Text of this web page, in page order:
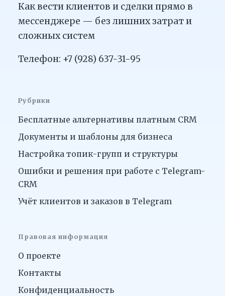
Как вести клиентов и сделки прямо в
мессенджере — без лишних затрат и
сложных систем
Телефон: +7 (928) 637-31-95
Рубрики
Бесплатные альтернативы платным CRM
Документы и шаблоны для бизнеса
Настройка топик-групп и структуры
Ошибки и решения при работе с Telegram-
CRM
Учёт клиентов и заказов в Telegram
Правовая информация
О проекте
Контакты
Конфиденциальность